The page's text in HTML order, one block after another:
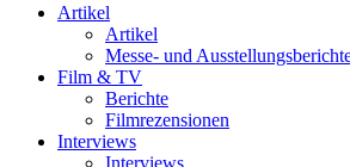
Artikel
Artikel
Messe- und
Film & TV
Berichte
Filmrezensionen
Interviews
Interviews